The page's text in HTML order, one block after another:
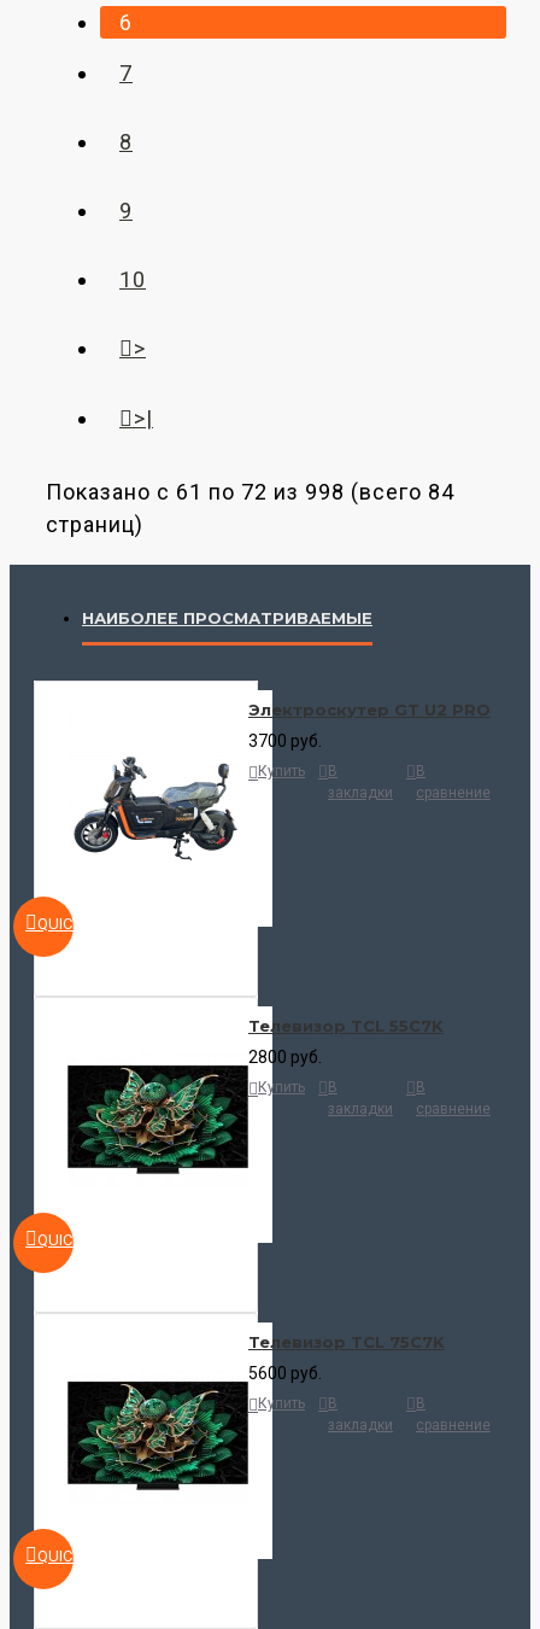
6
7
8
9
10
>
>|
Показано с 61 по 72 из 998 (всего 84
страниц)
НАИБОЛЕЕ ПРОСМАТРИВАЕМЫЕ
QUICKVIEW
Электроскутер GT U2 PRO
3700 руб.
Купить
В
закладки
В
сравнение
QUICKVIEW
Телевизор TCL 55C7K
2800 руб.
Купить
В
закладки
В
сравнение
QUICKVIEW
Телевизор TCL 75C7K
5600 руб.
Купить
В
закладки
В
сравнение